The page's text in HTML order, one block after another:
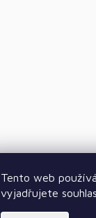
Tento web
vyjadřujete